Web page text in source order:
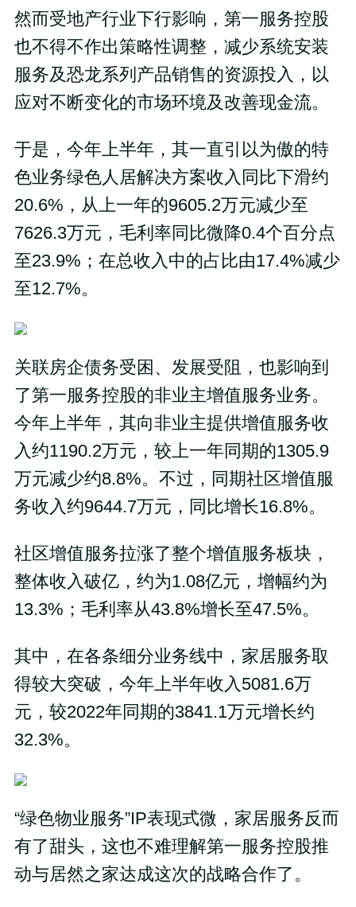
然而受地产行业下行影响，第一服务控股
也不得不作出策略性调整，减少系统安装
服务及恐龙系列产品销售的资源投入，以
应对不断变化的市场环境及改善现金流。
于是，今年上半年，其一直引以为傲的特
色业务绿色人居解决方案收入同比下滑约
20.6%，从上一年的9605.2万元减少至
7626.3万元，毛利率同比微降0.4个百分点
至23.9%；在总收入中的占比由17.4%减少
至12.7%。
关联房企债务受困、发展受阻，也影响到
了第一服务控股的非业主增值服务业务。
今年上半年，其向非业主提供增值服务收
入约1190.2万元，较上一年同期的1305.9
万元减少约8.8%。不过，同期社区增值服
务收入约9644.7万元，同比增长16.8%。
社区增值服务拉涨了整个增值服务板块，
整体收入破亿，约为1.08亿元，增幅约为
13.3%；毛利率从43.8%增长至47.5%。
其中，在各条细分业务线中，家居服务取
得较大突破，今年上半年收入5081.6万
元，较2022年同期的3841.1万元增长约
32.3%。
“绿色物业服务”IP表现式微，家居服务反而
有了甜头，这也不难理解第一服务控股推
动与居然之家达成这次的战略合作了。